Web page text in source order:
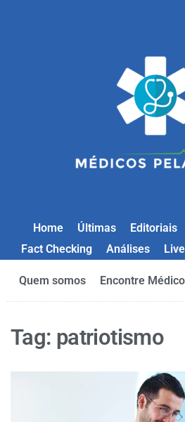
Home Últimas Editoriais
Fact Checking
Análises
Quem somos Encontre
Tag: patriotismo